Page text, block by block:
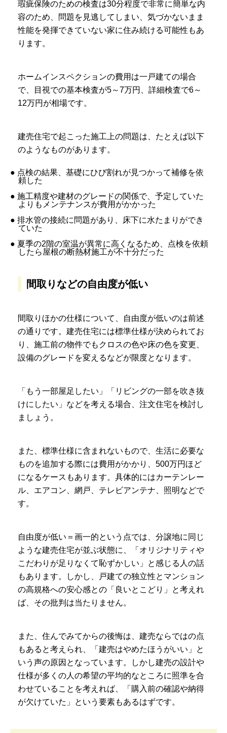
瑕疵保険のための検査は30分程度で非常に簡単な内
容のため、問題を見逃してしまい、気づかないまま
性能を発揮できていない家に住み続ける可能性もあ
ります。
ホームインスペクションの費用は一戸建ての場合
で、目視での基本検査が5～7万円、詳細検査で6～
12万円が相場です。
建売住宅で起こった施工上の問題は、たとえば以下
のようなものがあります。
● 点検の結果、基礎にひび割れが見つかって補修を依
頼した
● 施工精度や建材のグレードの関係で、予定していた
よりもメンテナンスが費用がかかった
● 排水管の接続に問題があり、床下に水たまりができ
ていた
● 夏季の2階の室温が異常に高くなるため、点検を依頼
したら屋根の断熱材施工が不十分だった
間取りなどの自由度が低い
間取りほかの仕様について、自由度が低いのは前述
の通りです。建売住宅には標準仕様が決められてお
り、施工前の物件でもクロスの色や床の色を変更、
設備のグレードを変えるなどが限度となります。
「もう一部屋足したい」「リビングの一部を吹き抜
けにしたい」などを考える場合、注文住宅を検討し
ましょう。
また、標準仕様に含まれないもので、生活に必要な
ものを追加する際には費用がかかり、500万円ほど
になるケースもあります。具体的にはカーテンレー
ル、エアコン、網戸、テレビアンテナ、照明などで
す。
自由度が低い＝画一的という点では、分譲地に同じ
ような建売住宅が並ぶ状態に、「オリジナリティや
こだわりが足りなくて恥ずかしい」と感じる人の話
もあります。しかし、戸建ての独立性とマンション
の高規格への安心感との「良いとこどり」と考えれ
ば、その批判は当たりません。
また、住んでみてからの後悔は、建売ならではの点
もあると考えられ、「建売はやめたほうがいい」と
いう声の原因となっています。しかし建売の設計や
仕様が多くの人の希望の平均的なところに照準を合
わせていることを考えれば、「購入前の確認や納得
が欠けていた」という要素もあるはずです。